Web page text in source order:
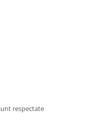
respectate